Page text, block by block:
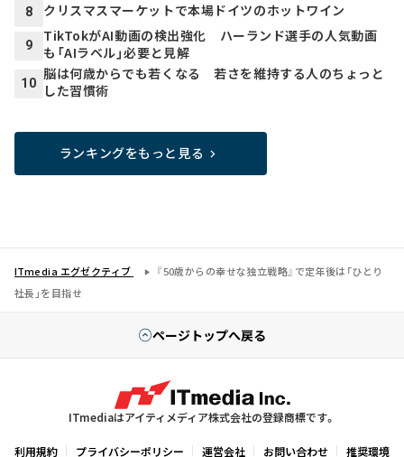
8 クリスマスマーケットで本場ドイツのホットワイン
9
TikTokがAI動画の検出強化 ハーランド選手の人気動画
も「AIラベル」必要と見解
10
脳は何歳からでも若くなる 若さを維持する人のちょっと
した習慣術
ランキングをもっと見る
ITmedia エグゼクティブ
『50歳からの幸せな独立戦略』で定年後は「ひとり
社長」を目指せ
ページトップへ戻る
ITmediaはアイティメディア株式会社の登録商標です。
利用規約 プライバシーポリシー 運営会社 お問い合わせ 推奨環境